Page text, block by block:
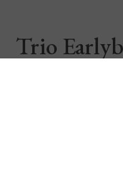
Trio
”Barokke følelser” –
1600 tallet, av bl.a.
nye sangstilen» på
Frescobaldi og ikke
Med Inger Øvrebø